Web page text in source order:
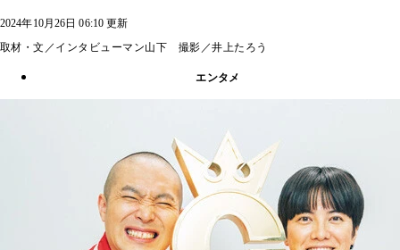
2024年10月26日 06:10 更新
取材・文／インタビューマン山下 撮影／井上たろう
エンタメ